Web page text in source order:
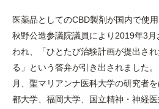
医薬品としてのCBD製剤が国内で使
秋野公造参議院議員により2019年3
われ、「ひとたび治験計画が提出さ
る」という答弁が引き出されました
月、聖マリアンナ医科大学の研究者
都大学、福岡大学、国立精神・神経